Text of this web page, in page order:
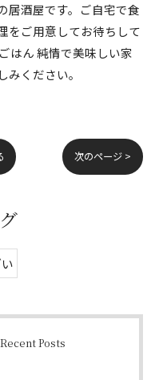
居酒屋です。ご自宅で食
をご用意してお待ちして
はん 純情で美味しい家
ください。
次のページ >
Recent Posts